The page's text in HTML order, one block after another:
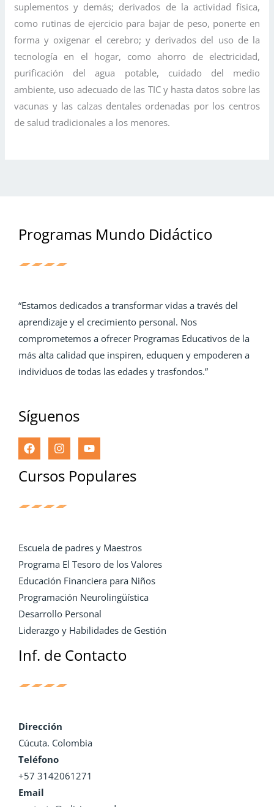
suplementos y demás; derivados de la actividad física,
como rutinas de ejercicio para bajar de peso, ponerte en
forma y oxigenar el cerebro; y derivados del uso de la
tecnología en el hogar, como ahorro de electricidad,
purificación del agua potable, cuidado del medio
ambiente, uso adecuado de las TIC y hasta datos sobre las
vacunas y las calzas dentales ordenadas por los centros
de salud tradicionales a los menores.
Programas Mundo Didáctico
“Estamos dedicados a transformar vidas a través del
aprendizaje y el crecimiento personal. Nos
comprometemos a ofrecer Programas Educativos de la
más alta calidad que inspiren, eduquen y empoderen a
individuos de todas las edades y trasfondos.”
Síguenos
Cursos Populares
Escuela de padres y Maestros
Programa El Tesoro de los Valores
Educación Financiera para Niños
Programación Neurolingüística
Desarrollo Personal
Liderazgo y Habilidades de Gestión
Inf. de Contacto
Dirección
Cúcuta. Colombia
Teléfono
+57 3142061271
Email